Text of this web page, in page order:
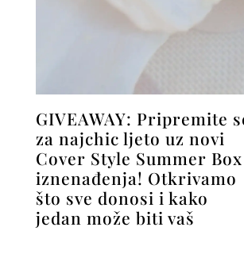
GIVEAWAY: Pripremite
za najchic ljeto uz novi
Cover Style Summer Box
iznenađenja! Otkrivamo
što sve donosi i kako
jedan može biti vaš